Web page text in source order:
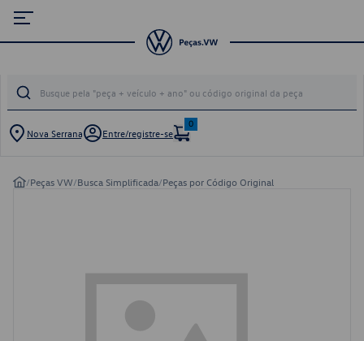
Nova Serrana Entre/registre-se
0
/Peças VW/Busca Simplificada/Peças por Código Original